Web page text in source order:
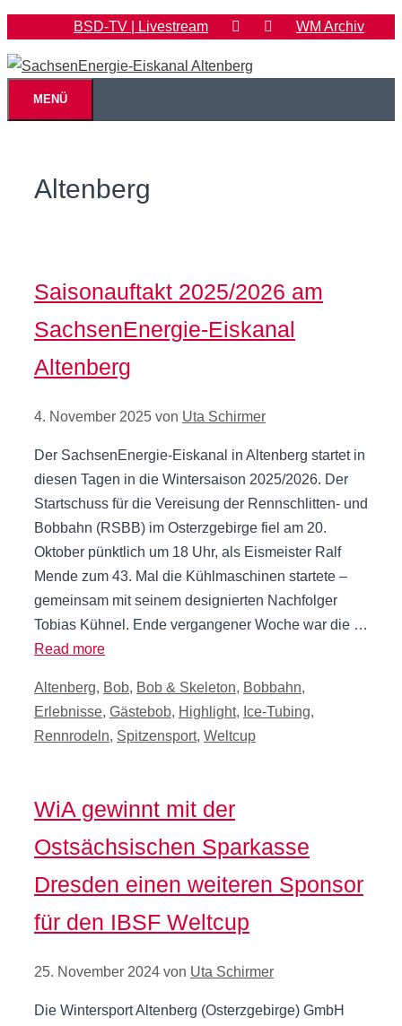
springen
BSD-TV | Livestream WM Archiv
MENÜ
Altenberg
Saisonauftakt 2025/2026 am
SachsenEnergie-Eiskanal
Altenberg
4. November 2025 von Uta Schirmer
Der SachsenEnergie-Eiskanal in Altenberg startet in
diesen Tagen in die Wintersaison 2025/2026. Der
Startschuss für die Vereisung der Rennschlitten- und
Bobbahn (RSBB) im Osterzgebirge fiel am 20.
Oktober pünktlich um 18 Uhr, als Eismeister Ralf
Mende zum 43. Mal die Kühlmaschinen startete –
gemeinsam mit seinem designierten Nachfolger
Tobias Kühnel. Ende vergangener Woche war die …
Read more
Kategorien
Altenberg, Bob, Bob & Skeleton, Bobbahn,
Erlebnisse, Gästebob, Highlight, Ice-Tubing,
Rennrodeln, Spitzensport, Weltcup
WiA gewinnt mit der
Ostsächsischen Sparkasse
Dresden einen weiteren Sponsor
für den IBSF Weltcup
25. November 2024 von Uta Schirmer
Die Wintersport Altenberg (Osterzgebirge) GmbH